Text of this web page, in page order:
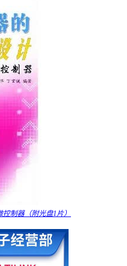
制器（附光盘1片）